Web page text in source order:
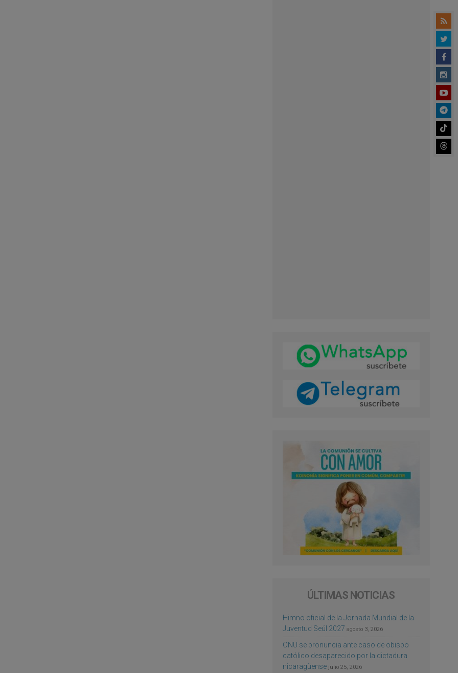
ÚLTIMAS NOTICIAS
Himno oficial de la Jornada Mundial de la
Juventud Seúl 2027 agosto 3, 2026
ONU se pronuncia ante caso de obispo
católico desaparecido por la dictadura
nicaragüense julio 25, 2026